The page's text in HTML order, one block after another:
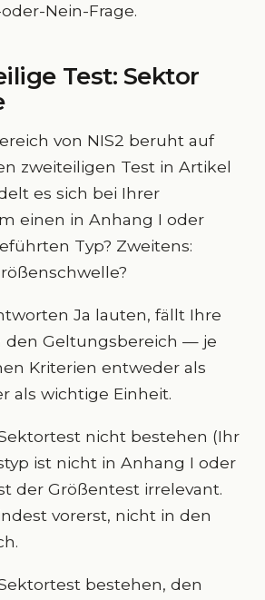
Nein-Frage.
Test: Sektor
von NIS2 beruht auf
zweiteiligen Test in Artikel
es sich bei Ihrer
einen in Anhang I oder
Typ? Zweitens:
Ja lauten, fällt Ihre
den Geltungsbereich — je
Kriterien entweder als
als wichtige Einheit.
nicht bestehen (Ihr
ist nicht in Anhang I oder
der Größentest irrelevant.
vorerst, nicht in den
bestehen, den